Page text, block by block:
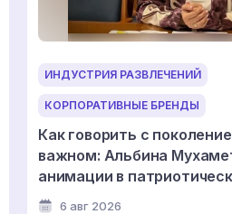
ИНДУСТРИЯ РАЗВЛЕЧЕНИЙ
КОРПОРАТИВНЫЕ БРЕНДЫ
Как говорить с
важном: Альбина
анимации в
6 авг 2026